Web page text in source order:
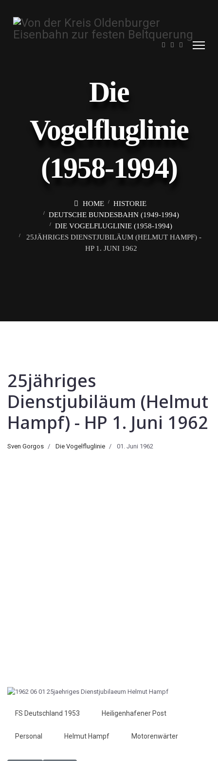
Die
Vogelfluglinie
(1958-1994)
HOME
HISTORIE
DEUTSCHE BUNDESBAHN (1949-1994)
DIE VOGELFLUGLINIE (1958-1994)
25JÄHRIGES DIENSTJUBILÄUM (HELMUT HAMPF) -
HP 1. JUNI 1962
25jähriges
Dienstjubiläum (Helmut
Hampf) - HP 1. Juni 1962
Sven Gorgos Die Vogelfluglinie 01. Juni 1962
FS Deutschland 1953 Heiligenhafener Post
Personal Helmut Hampf Motorenwärter